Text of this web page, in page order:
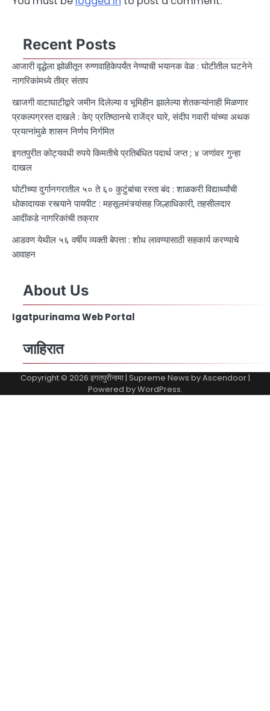
Recent Posts
आजारी वृद्धेला झोळीतून रुग्णवाहिकेपर्यंत नेण्याची भयानक वेळ : घोटीतील घटनेने
नागरिकांमध्ये तीव्र संताप
खाजगी वाटाघाटीद्वारे जमीन दिलेल्या व भूमिहीन झालेल्या शेतकऱ्यांनाही मिळणार
प्रकल्पग्रस्त दाखले : केए प्रतिष्ठानचे राजेंद्र घारे, संदीप गवारी यांच्या अथक
प्रयत्नांमुळे शासन निर्णय निर्गमित
इगतपुरीत कोट्यवधी रुपये किमतीचे प्रतिबंधित पदार्थ जप्त ; ४ जणांवर गुन्हा
दाखल
घोटीच्या दुर्गानगरातील ५० ते ६० कुटुंबांचा रस्ता बंद : शाळकरी विद्यार्थ्यांची
धोकादायक रस्त्याने पायपीट : महसूलमंत्र्यांसह जिल्हाधिकारी, तहसीलदार
आदींकडे नागरिकांची तक्रार
आडवण येथील ५६ वर्षीय व्यक्ती बेपत्ता : शोध लावण्यासाठी सहकार्य करण्याचे
आवाहन
About Us
Igatpurinama Web Portal
जाहिरात
Copyright © 2026 इगतपुरीनामा| Supreme News byAscendoor|
Powered byWordPress.